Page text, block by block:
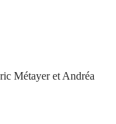
Métayer et Andréa